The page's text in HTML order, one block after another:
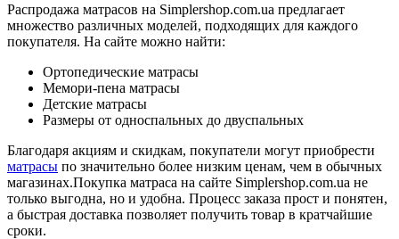
Распродажа матрасов на Simplershop.com.ua предлагает
множество различных моделей, подходящих для каждого
покупателя. На сайте можно найти:
Ортопедические матрасы
Мемори-пена матрасы
Детские матрасы
Размеры от односпальных до двуспальных
Благодаря акциям и скидкам, покупатели могут приобрести
матрасы по значительно более низким ценам, чем в обычных
магазинах.Покупка матраса на сайте Simplershop.com.ua не
только выгодна, но и удобна. Процесс заказа прост и понятен,
а быстрая доставка позволяет получить товар в кратчайшие
сроки.